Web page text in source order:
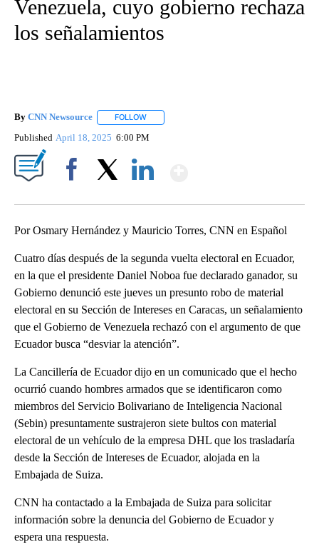
Venezuela, cuyo gobierno rechaza
los señalamientos
By CNN Newsource FOLLOW
Published April 18, 2025 6:00 PM
Por Osmary Hernández y Mauricio Torres, CNN en Español
Cuatro días después de la segunda vuelta electoral en Ecuador,
en la que el presidente Daniel Noboa fue declarado ganador, su
Gobierno denunció este jueves un presunto robo de material
electoral en su Sección de Intereses en Caracas, un señalamiento
que el Gobierno de Venezuela rechazó con el argumento de que
Ecuador busca “desviar la atención”.
La Cancillería de Ecuador dijo en un comunicado que el hecho
ocurrió cuando hombres armados que se identificaron como
miembros del Servicio Bolivariano de Inteligencia Nacional
(Sebin) presuntamente sustrajeron siete bultos con material
electoral de un vehículo de la empresa DHL que los trasladaría
desde la Sección de Intereses de Ecuador, alojada en la
Embajada de Suiza.
CNN ha contactado a la Embajada de Suiza para solicitar
información sobre la denuncia del Gobierno de Ecuador y
espera una respuesta.